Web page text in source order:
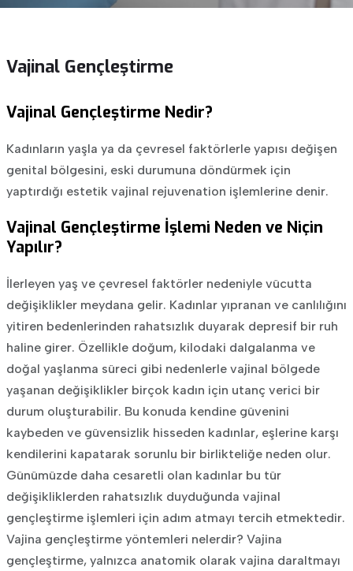
Vajinal Gençleştirme
Vajinal Gençleştirme Nedir?
Kadınların yaşla ya da çevresel faktörlerle yapısı değişen
genital bölgesini, eski durumuna döndürmek için
yaptırdığı estetik vajinal rejuvenation işlemlerine denir.
Vajinal Gençleştirme İşlemi Neden ve Niçin
Yapılır?
İlerleyen yaş ve çevresel faktörler nedeniyle vücutta
değişiklikler meydana gelir. Kadınlar yıpranan ve canlılığını
yitiren bedenlerinden rahatsızlık duyarak depresif bir ruh
haline girer. Özellikle doğum, kilodaki dalgalanma ve
doğal yaşlanma süreci gibi nedenlerle vajinal bölgede
yaşanan değişiklikler birçok kadın için utanç verici bir
durum oluşturabilir. Bu konuda kendine güvenini
kaybeden ve güvensizlik hisseden kadınlar, eşlerine karşı
kendilerini kapatarak sorunlu bir birlikteliğe neden olur.
Günümüzde daha cesaretli olan kadınlar bu tür
değişikliklerden rahatsızlık duyduğunda vajinal
gençleştirme işlemleri için adım atmayı tercih etmektedir.
Vajina gençleştirme yöntemleri nelerdir? Vajina
gençleştirme, yalnızca anatomik olarak vajina daraltmayı